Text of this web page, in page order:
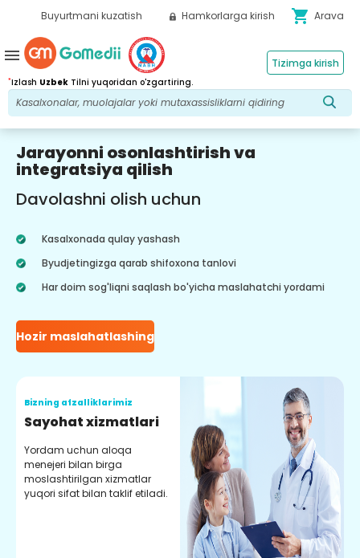
Buyurtmani kuzatish Hamkorlarga kirish shopping_cart Arava
*Izlash Uzbek Tilni yuqoridan o'zgartiring.
Tizimga kirish
menu
Jarayonni osonlashtirish va
integratsiya qilish
Davolashni olish uchun
Kasalxonada qulay yashash
Byudjetingizga qarab shifoxona tanlovi
Har doim sog'liqni saqlash bo'yicha maslahatchi yordami
Hozir maslahatlashing
Bizning afzalliklarimiz
Sayohat xizmatlari
Yordam uchun aloqa
menejeri bilan birga
moslashtirilgan xizmatlar
yuqori sifat bilan taklif etiladi.